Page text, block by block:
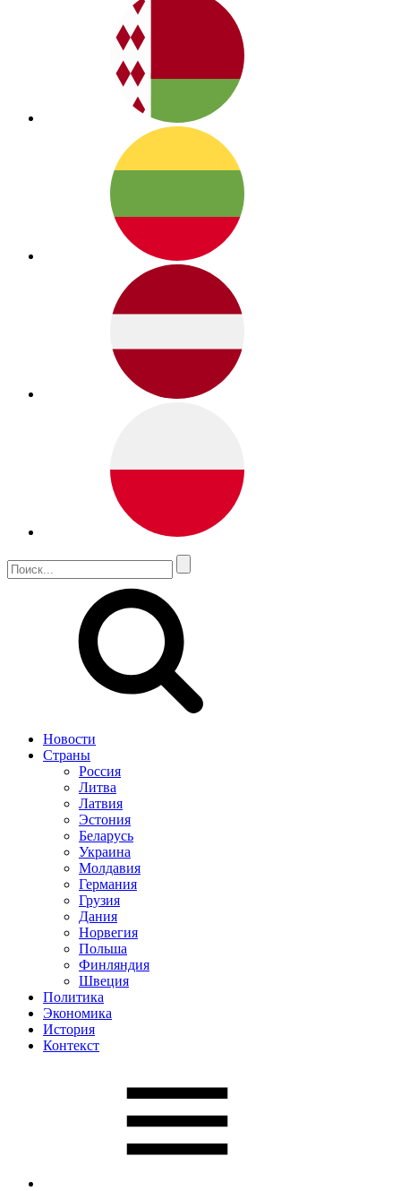
Новости
Страны
Россия
Литва
Латвия
Эстония
Беларусь
Украина
Молдавия
Германия
Грузия
Дания
Норвегия
Польша
Финляндия
Швеция
Политика
Экономика
История
Контекст